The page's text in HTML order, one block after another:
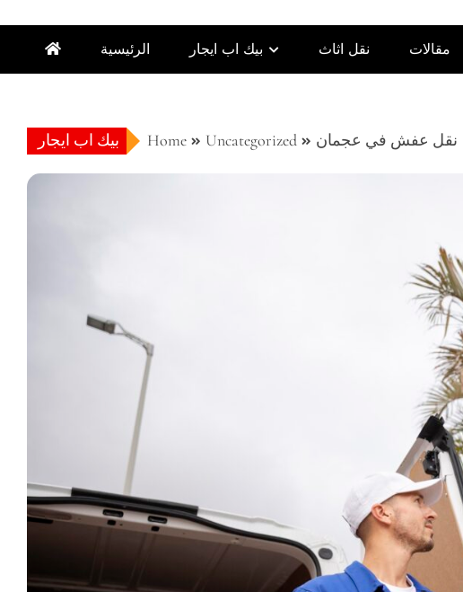
الرئيسية بيك اب ايجار نقل اثاث مقالات
بيك اب ايجار Home Uncategorized نقل عفش في عجمان